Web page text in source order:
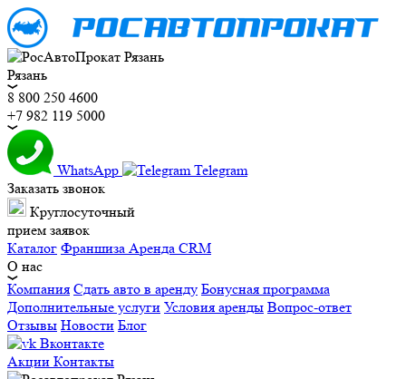
Рязань
8 800 250 4600
+7 982 119 5000
WhatsApp
Telegram
Заказать звонок
Круглосуточный
прием заявок
Каталог Франшиза Аренда CRM
О нас
Компания Сдать авто в аренду Бонусная программа
Дополнительные услуги Условия аренды Вопрос-ответ
Отзывы Новости Блог
Вконтакте
Акции Контакты